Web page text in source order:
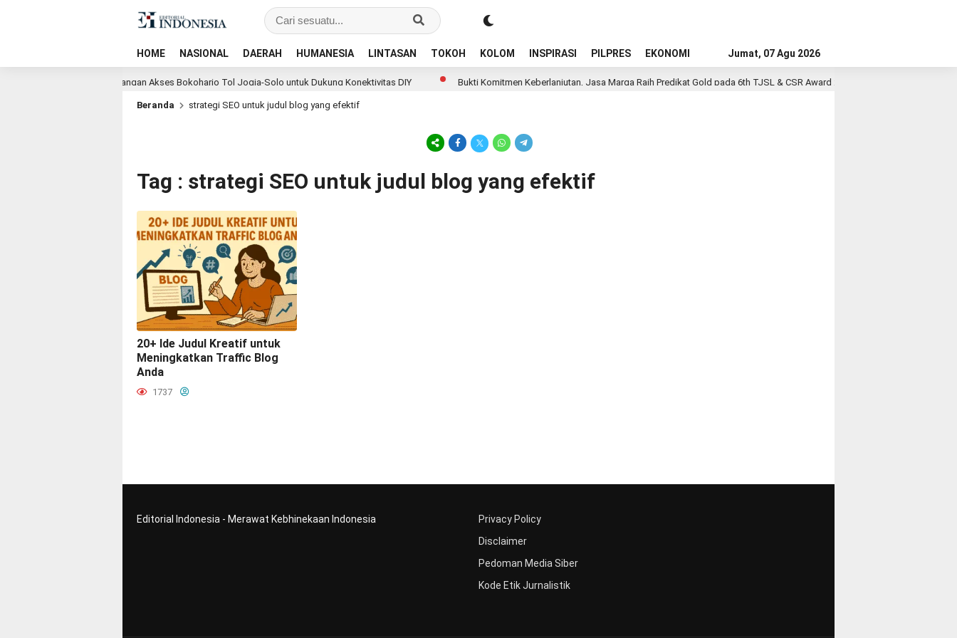
HOME NASIONAL DAERAH HUMANESIA LINTASAN TOKOH KOLOM INSPIRASI PILPRES EKONOMI Jumat, 07 Agu 2026
Percepat Pengembangan Akses Bokoharjo Tol Jogja-Solo untuk Dukung Konektivitas DIY Bukti Komitmen Keberlanjutan, Jasa Marga Raih Predikat Gold pada 6th TJSL & CSR Award 2026
Beranda strategi SEO untuk judul blog yang efektif
Tag : strategi SEO untuk judul blog yang efektif
20+ Ide Judul Kreatif untuk
Meningkatkan Traffic Blog
Anda
1737
Privacy Policy
Disclaimer
Pedoman Media Siber
Kode Etik Jurnalistik
Editorial Indonesia - Merawat Kebhinekaan Indonesia